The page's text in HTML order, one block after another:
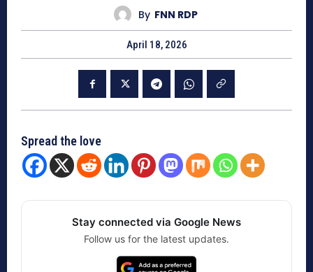
By FNN RDP
April 18, 2026
Spread the love
Stay connected via Google News
Follow us for the latest updates.